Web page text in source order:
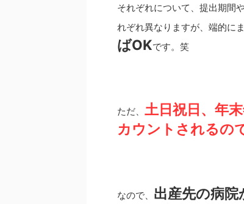
それぞれについて、提出期間
れぞれ異なりますが、端的にま
ばOKです。笑
ただ、 土日祝日、年
カウントされるの
なので、 出産先の病院